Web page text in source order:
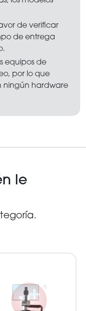
de verificar
de entrega
equipos de
por lo que
ningún hardware
le